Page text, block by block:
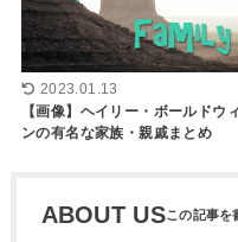
2023.01.13
【画像】ヘイリー・ボールドウィ
ンの有名な家族・親戚まとめ
ABOUT US